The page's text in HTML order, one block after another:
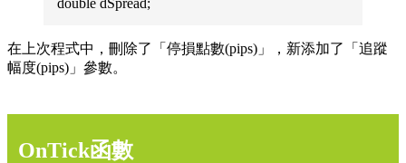
在上次程式中，刪除了「停損點數(pips)」，新添加了「追蹤
幅度(pips)」參數。
OnTick函數